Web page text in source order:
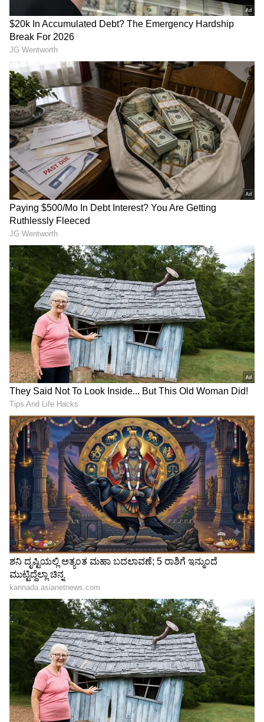
Image Credit :Instagram
ಈ ರಾಣಿಯ ಮುಗ್ಧತೆ, ಆಕೆಯ ಪ್ರಬುದ್ಧತೆ, ಅತ್ತೆಯಿಂದ ಹಾಗೂ
ಅವಳ ಮಗಳಿಂದ ಸೇರಿದಂತೆ ಜೈಲಿನಲ್ಲಿ ಇರುವಾಕೆಯ ಮಗಳು
ಎನ್ನುವ ಕಾರಣಕ್ಕೆ ಎದುರಾಗುವ ಚುಚ್ಚು ಮಾತುಗಳ
ನಡುವೆಯೇ ಅದೇ ನಗುಮೊಗ ಹೊತ್ತು ಎಲ್ಲವನ್ನೂ
ನಿಭಾಯಿಸಿಕೊಂಡು ಹೋಗುವ ರಾಣಿ ಪಾತ್ರದಲ್ಲಿ
ಮಿಂಚುತ್ತಿರುವ ಪುಟಾಣಿಯ ಹೆಸರು ಧನ್ವಿ.
Related Articles
ಅಂಜುತ್ತಲೇ ಮಾಡಿದ ಆ ವಿಡಿಯೋ ವೈರಲ್​ ಆಯ್ತು:
ಒಂದೂವರೆ ಕೋಟಿ ವ್ಯೂವ್ಸ್​ ಕಂಡ ಬಗ್ಗೆ ನಟಿ ಅಭಿಜ್ಞಾ
ಹೇಳಿದ್ದೇನು
Amruthadhaare ಪ್ರೊಡಕ್ಷನ್​ ವತಿಯಿಂದ ಜಗದ್ಧಾತ್ರಿ
ಸೀರಿಯಲ್​: ಕಿರುತೆರೆಯಲ್ಲಿ ಇದೇ ಮೊದಲು
3
6
Image Credit :Instagram
ಪ್ರಬುದ್ಧ ನಟನೆ